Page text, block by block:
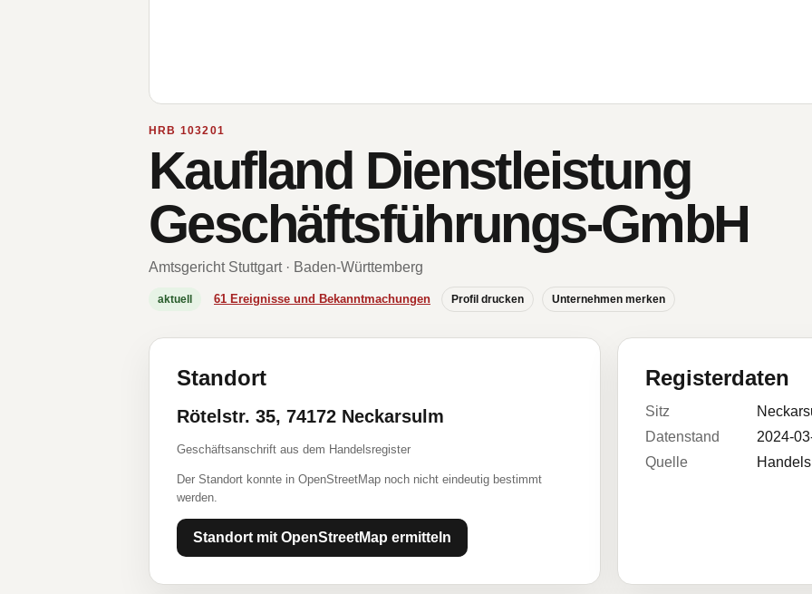
HRB 103201
Kaufland Dienstleistung
Geschäftsführungs-GmbH
Amtsgericht Stuttgart · Baden-Württemberg
aktuell 61 Ereignisse und Bekanntmachungen Profil drucken Unternehmen merken
Standort
Rötelstr. 35, 74172 Neckarsulm
Geschäftsanschrift aus dem Handelsregister
Der Standort konnte in OpenStreetMap noch nicht eindeutig bestimmt
werden.
Standort mit OpenStreetMap ermitteln
Registerdaten
Sitz
Datenstand
2024-
Quelle